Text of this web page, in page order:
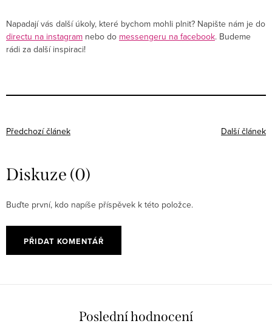
Napadají vás další úkoly, které bychom mohli plnit? Napište nám je do
directu na instagram nebo do messengeru na facebook. Budeme
rádi za další inspiraci!
Předchozí článek Další článek
Diskuze (0)
Buďte první, kdo napíše příspěvek k této položce.
PŘIDAT KOMENTÁŘ
Poslední hodnocení